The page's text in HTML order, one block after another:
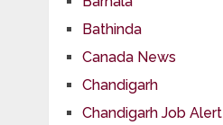
Bathinda
Canada News
Chandigarh
Chandigarh Job Alert